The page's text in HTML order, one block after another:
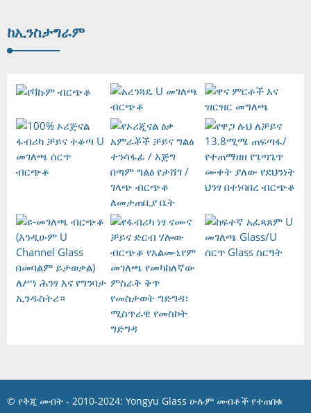
ከኢንስታግራም
© የቅጂ መብት - 2010-2024: Yongyu Glass ሁሉም መብቶች የተጠበቁ